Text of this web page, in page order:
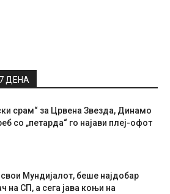
ДЕНА
срам“ за Црвена Звезда, Динамо
со „петарда“ го најави плеј-офот
Мундијалот, беше најдобар
на СП, а сега јава коњи на